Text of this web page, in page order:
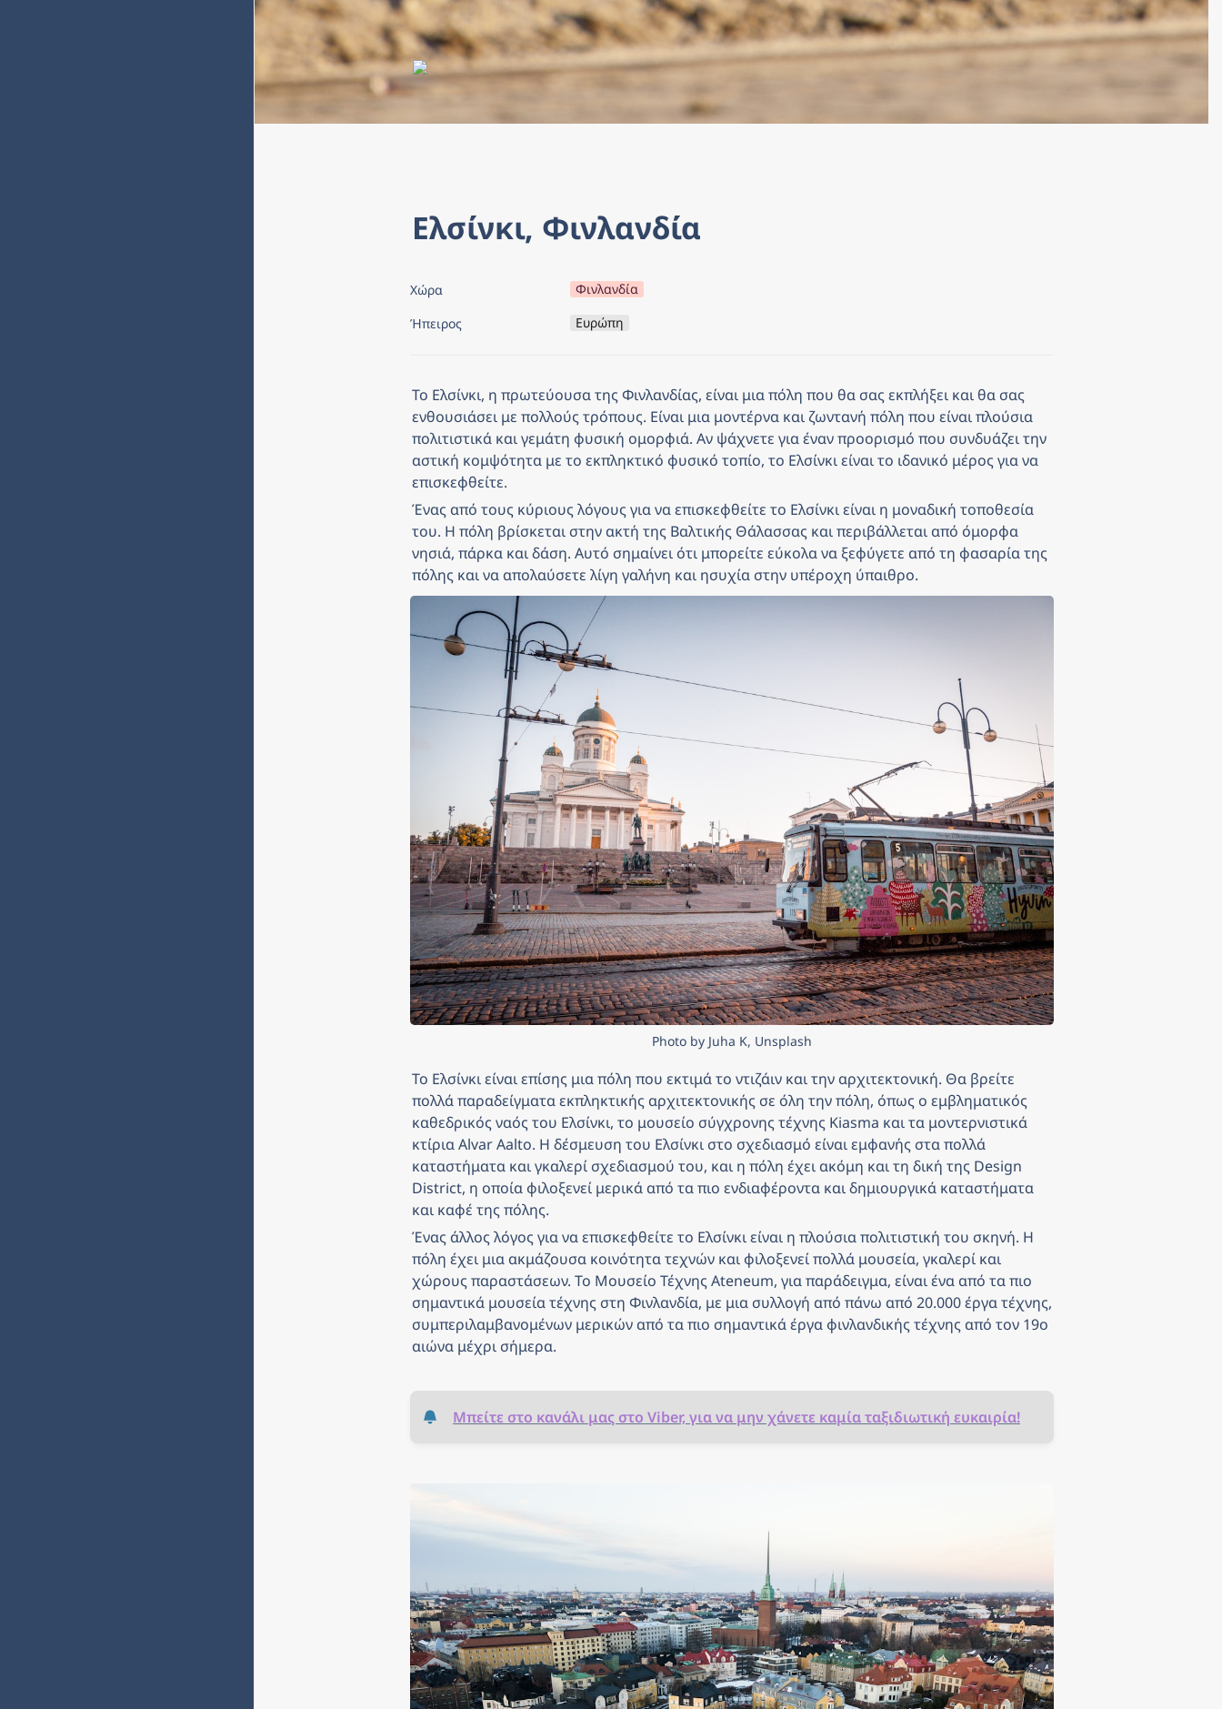
Ελσίνκι, Φινλανδία
Χώρα
Φινλανδία
Ήπειρος
Ευρώπη
Το Ελσίνκι, η πρωτεύουσα της Φινλανδίας, είναι μια πόλη που θα σας εκπλήξει και θα σας
ενθουσιάσει με πολλούς τρόπους. Είναι μια μοντέρνα και ζωντανή πόλη που είναι πλούσια
πολιτιστικά και γεμάτη φυσική ομορφιά. Αν ψάχνετε για έναν προορισμό που συνδυάζει την
αστική κομψότητα με το εκπληκτικό φυσικό τοπίο, το Ελσίνκι είναι το ιδανικό μέρος για να
επισκεφθείτε.
Ένας από τους κύριους λόγους για να επισκεφθείτε το Ελσίνκι είναι η μοναδική τοποθεσία
του. Η πόλη βρίσκεται στην ακτή της Βαλτικής Θάλασσας και περιβάλλεται από όμορφα
νησιά, πάρκα και δάση. Αυτό σημαίνει ότι μπορείτε εύκολα να ξεφύγετε από τη φασαρία της
πόλης και να απολαύσετε λίγη γαλήνη και ησυχία στην υπέροχη ύπαιθρο.
Photo by Juha K, Unsplash
Το Ελσίνκι είναι επίσης μια πόλη που εκτιμά το ντιζάιν και την αρχιτεκτονική. Θα βρείτε
πολλά παραδείγματα εκπληκτικής αρχιτεκτονικής σε όλη την πόλη, όπως ο εμβληματικός
καθεδρικός ναός του Ελσίνκι, το μουσείο σύγχρονης τέχνης Kiasma και τα μοντερνιστικά
κτίρια Alvar Aalto. Η δέσμευση του Ελσίνκι στο σχεδιασμό είναι εμφανής στα πολλά
καταστήματα και γκαλερί σχεδιασμού του, και η πόλη έχει ακόμη και τη δική της Design
District, η οποία φιλοξενεί μερικά από τα πιο ενδιαφέροντα και δημιουργικά καταστήματα
και καφέ της πόλης.
Ένας άλλος λόγος για να επισκεφθείτε το Ελσίνκι είναι η πλούσια πολιτιστική του σκηνή. Η
πόλη έχει μια ακμάζουσα κοινότητα τεχνών και φιλοξενεί πολλά μουσεία, γκαλερί και
χώρους παραστάσεων. Το Μουσείο Τέχνης Ateneum, για παράδειγμα, είναι ένα από τα πιο
σημαντικά μουσεία τέχνης στη Φινλανδία, με μια συλλογή από πάνω από 20.000 έργα τέχνης,
συμπεριλαμβανομένων μερικών από τα πιο σημαντικά έργα φινλανδικής τέχνης από τον 19ο
αιώνα μέχρι σήμερα.
Μπείτε στο κανάλι μας στο Viber, για να μην χάνετε καμία ταξιδιωτική ευκαιρία!